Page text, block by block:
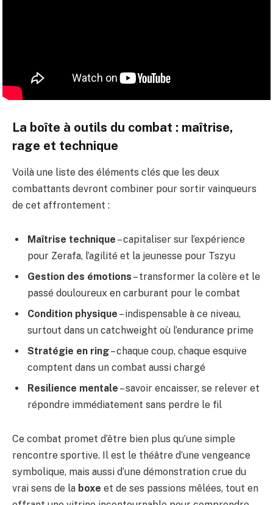
La boîte à outils du combat : maîtrise,
rage et technique
Voilà une liste des éléments clés que les deux
combattants devront combiner pour sortir vainqueurs
de cet affrontement :
Maîtrise technique – capitaliser sur l’expérience
pour Zerafa, l’agilité et la jeunesse pour Tszyu
Gestion des émotions – transformer la colère et le
passé douloureux en carburant pour le combat
Condition physique – indispensable à ce niveau,
surtout dans un catchweight où l’endurance prime
Stratégie en ring– chaque coup, chaque esquive
comptent dans un combat aussi chargé
Resilience mentale – savoir encaisser, se relever et
répondre immédiatement sans perdre le fil
Ce combat promet d’être bien plus qu’une simple
rencontre sportive. Il est le théâtre d’une vengeance
symbolique, mais aussi d’une démonstration crue du
vrai sens de la boxe et de ses passions mêlées, tout en